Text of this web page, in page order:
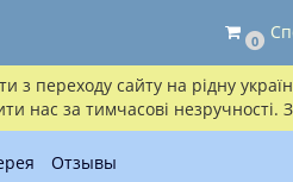
переходу сайту на рідну
нас за тимчасові незручності.
0
Отзывы